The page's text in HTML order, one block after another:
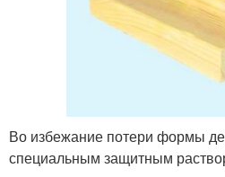
Во избежание потери формы
специальным защитным